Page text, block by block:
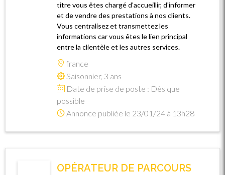
titre vous êtes chargé d'accueillir, d'informer
et de vendre des prestations à nos clients.
Vous centralisez et transmettez les
informations car vous êtes le lien principal
entre la clientèle et les autres services.
france
Saisonnier, 3 ans
Date de prise de poste : Dès que
possible
Annonce publiée le 23/01/24 à 13h28
OPÉRATEUR DE PARCOURS